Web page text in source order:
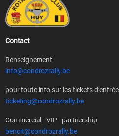
Contact
Renseignement
info@condrozrally.be
pour toute info sur les tickets d’entrée
ticketing@condrozrally.be
Commercial - VIP - partnership
benoit@condrozrally.be